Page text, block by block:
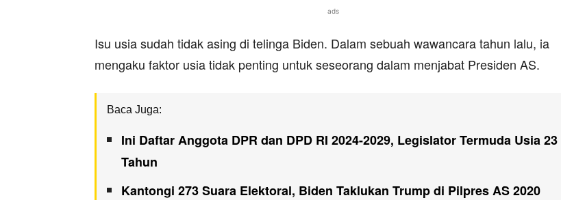
ads
Isu usia sudah tidak asing di telinga Biden. Dalam sebuah wawancara tahun lalu, ia
mengaku faktor usia tidak penting untuk seseorang dalam menjabat Presiden AS.
Baca Juga:
Ini Daftar Anggota DPR dan DPD RI 2024-2029, Legislator Termuda Usia 23
Tahun
Kantongi 273 Suara Elektoral, Biden Taklukan Trump di Pilpres AS 2020